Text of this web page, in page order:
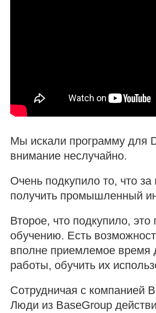
Мы искали программу для
внимание неслучайно.
Очень подкупило то, что
получить промышленный
Второе, что подкупило,
обучению. Есть
вполне приемлемое время
работы, обучить их
Сотрудничая с компанией
Люди из BaseGroup